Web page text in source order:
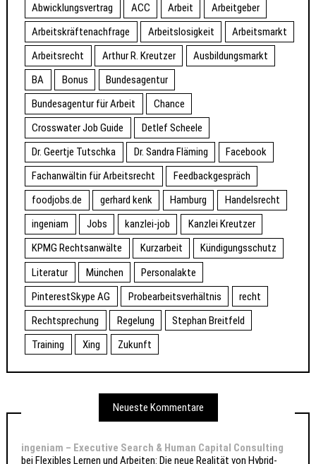
Abwicklungsvertrag ACC Arbeit
Arbeitgeber
Arbeitskräftenachfrage
Arbeitslosigkeit
Arbeitsmarkt
Arbeitsrecht
Arthur R. Kreutzer
Ausbildungsmarkt
BA
Bonus
Bundesagentur
Bundesagentur für Arbeit
Chance
Crosswater Job Guide
Detlef Scheele
Dr. Geertje Tutschka
Dr. Sandra Fläming
Facebook
Fachanwältin für Arbeitsrecht
Feedbackgespräch
foodjobs.de
gerhard kenk Hamburg
Handelsrecht
ingeniam
Jobs kanzlei-job
Kanzlei Kreutzer
KPMG Rechtsanwälte
Kurzarbeit
Kündigungsschutz
Literatur
München
Personalakte
PinterestSkype AG
Probearbeitsverhältnis
recht
Rechtsprechung
Regelung
Stephan Breitfeld
Training
Xing Zukunft
Neueste Kommentare
ingeniam – Executive Search & Human Capital Consulting
beiFlexibles Lernen und Arbeiten: Die neue Realität von Hybrid-